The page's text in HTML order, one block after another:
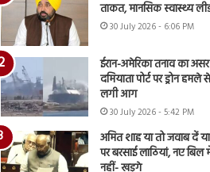
ताकत, मानसिक स्वास्थ्य
30 July 2026 - 6:06 PM
ईरान-अमेरिका तनाव का
दमियाता पोर्ट पर ड्रोन
लगी आग
30 July 2026 - 5:42 PM
अमित शाह या तो जवाब दें
पर बरसाई लाठियां, नए
नहीं- खड़गे